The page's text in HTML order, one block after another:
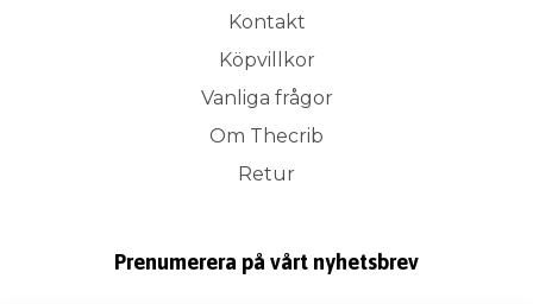
Kontakt
Köpvillkor
Vanliga frågor
Om Thecrib
Retur
Prenumerera på vårt nyhetsbrev